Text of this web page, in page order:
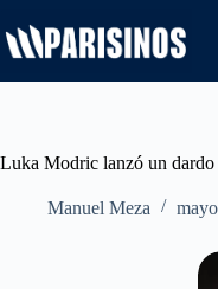
al
contenido
Luka Modric lanzó un dardo
Manuel Meza